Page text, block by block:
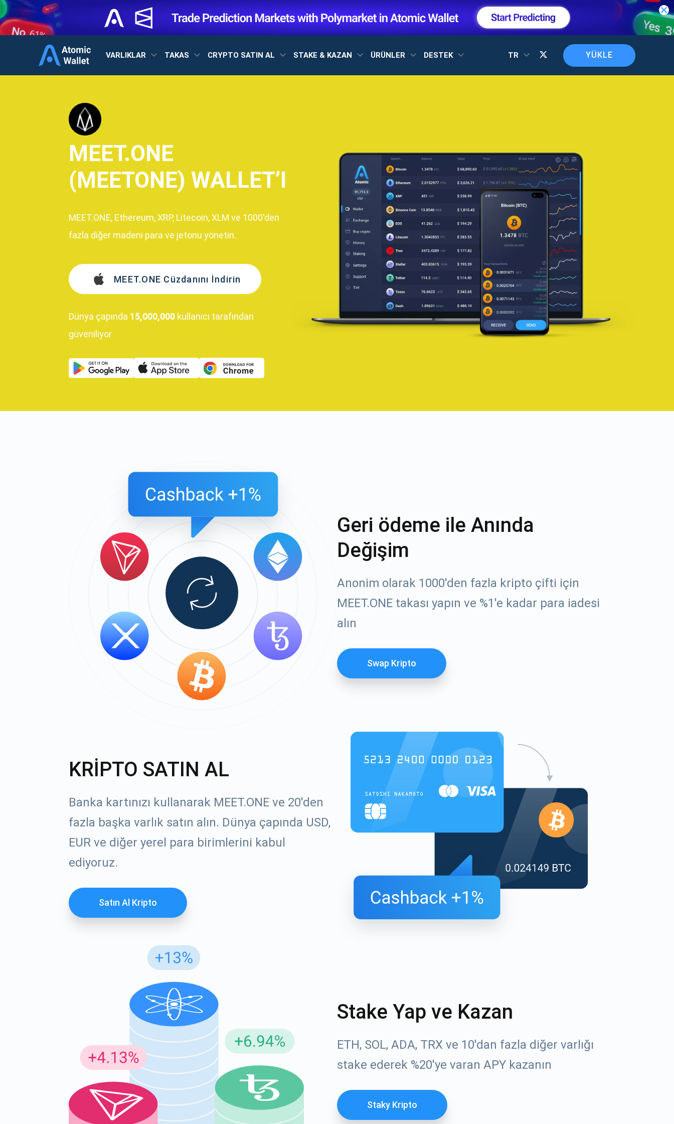
VARLIKLAR TAKAS CRYPTO SATIN AL STAKE & KAZAN ÜRÜNLER DESTEK TR YÜKLE
MEET.ONE
(MEETONE) WALLET’I
MEET.ONE, Ethereum, XRP, Litecoin, XLM ve 1000'den
fazla diğer madeni para ve jetonu yönetin.
MEET.ONE Cüzdanını İndirin
Dünya çapında 15,000,000 kullanıcı tarafından
güveniliyor
Geri ödeme ile Anında
Değişim
Anonim olarak 1000'den fazla kripto çifti için
MEET.ONE takası yapın ve %1'e kadar para iadesi
alın
Swap Kripto
KRİPTO SATIN AL
Banka kartınızı kullanarak MEET.ONE ve 20'den
fazla başka varlık satın alın. Dünya çapında USD,
EUR ve diğer yerel para birimlerini kabul
ediyoruz.
Satın Al Kripto
Stake Yap ve Kazan
ETH, SOL, ADA, TRX ve 10'dan fazla diğer varlığı
stake ederek %20'ye varan APY kazanın
Staky Kripto
Atomic
support@atomicwallet.io
YouTube'umuza göz
atın
Güncellemeler için Abone Ol
En son proje güncellemelerini ve kripto kılavuzlarını ilk alan siz olun
ABONE OL